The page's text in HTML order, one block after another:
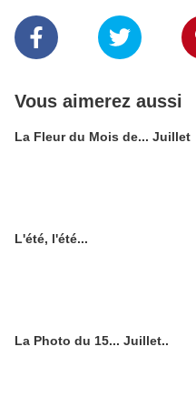
Vous aimerez aussi
La Fleur du Mois de... Juillet
L'été, l'été...
La Photo du 15... Juillet..